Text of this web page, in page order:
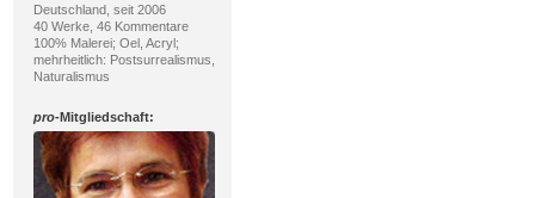
Deutschland, seit 2006
40 Werke, 46 Kommentare
100% Malerei; Oel, Acryl;
mehrheitlich: Postsurrealismus,
Naturalismus
pro-Mitgliedschaft: